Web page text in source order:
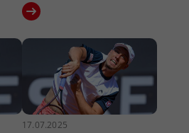
17.07.2025